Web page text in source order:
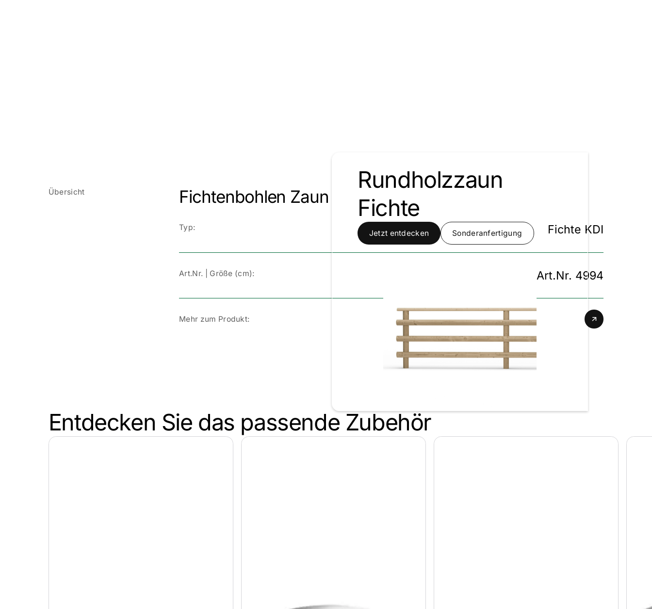
Rundholzzaun
Fichte
Jetzt entdecken Sonderanfertigung
Übersicht Fichtenbohlen Zaun
Typ: Fichte KDI
Art.Nr. | Größe (cm): Art.Nr. 4994
Mehr zum Produkt:
Klassisch massiv - für ein starkes Gesamtbild
Entdecken Sie das passende Zubehör